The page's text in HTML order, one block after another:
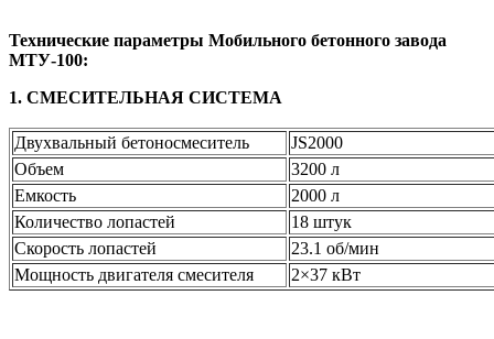
Технические параметры Мобильного бетонного завода
МТУ-100:
1. СМЕСИТЕЛЬНАЯ СИСТЕМА
Двухвальный бетоносмеситель
JS2000
Объем
3200 л
Емкость
2000 л
Количество лопастей
18 штук
Скорость лопастей
23.1 об/мин
Мощность двигателя смесителя
2×37 кВт